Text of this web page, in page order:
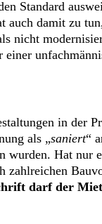
Standard
damit zu
nicht
in der
als „saniert“
wurden. Hat nur
darf der